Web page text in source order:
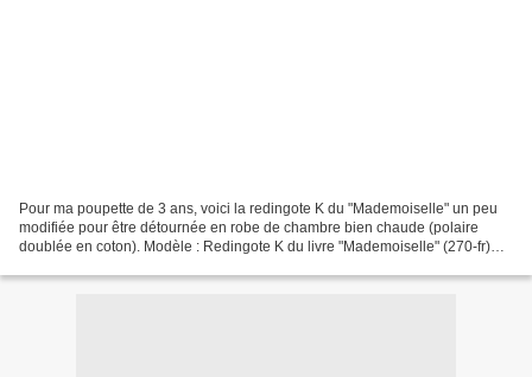
Pour ma poupette de 3 ans, voici la redingote K du "Mademoiselle" un peu
modifiée pour être détournée en robe de chambre bien chaude (polaire
doublée en coton). Modèle : Redingote K du livre "Mademoiselle" (270-fr)